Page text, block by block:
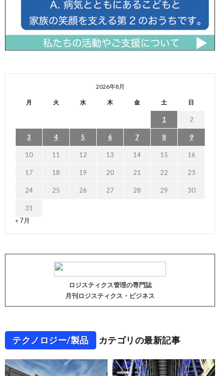
2026年8月
月 火 水 木 金 土 日
1 2
3 4 5 6 7 8 9
10 11 12 13 14 15 16
17 18 19 20 21 22 23
24 25 26 27 28 29 30
31
« 7月
ロジスティクス管理の専門誌
月刊ロジスティクス・ビジネス
テクノロジー/製品 カテゴリの最新記事